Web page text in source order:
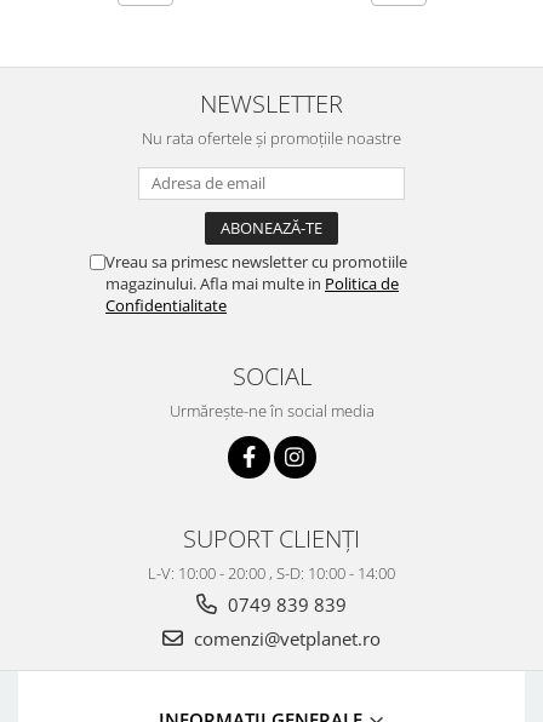
NEWSLETTER
Nu rata ofertele și promoțiile noastre
Vreau sa primesc newsletter cu promotiile
magazinului. Afla mai multe in Politica de
Confidentialitate
SOCIAL
Urmărește-ne în social media
SUPORT CLIENȚI
L-V: 10:00 - 20:00 , S-D: 10:00 - 14:00
0749 839 839
comenzi@vetplanet.ro